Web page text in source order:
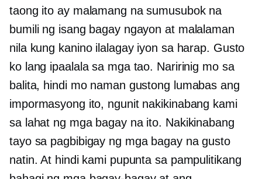
taong ito ay malamang na sumusubok na
bumili ng isang bagay ngayon at malalaman
nila kung kanino ilalagay iyon sa harap. Gusto
ko lang ipaalala sa mga tao. Naririnig mo sa
balita, hindi mo naman gustong lumabas ang
impormasyong ito, ngunit nakikinabang kami
sa lahat ng mga bagay na ito. Nakikinabang
tayo sa pagbibigay ng mga bagay na gusto
natin. At hindi kami pupunta sa pampulitikang